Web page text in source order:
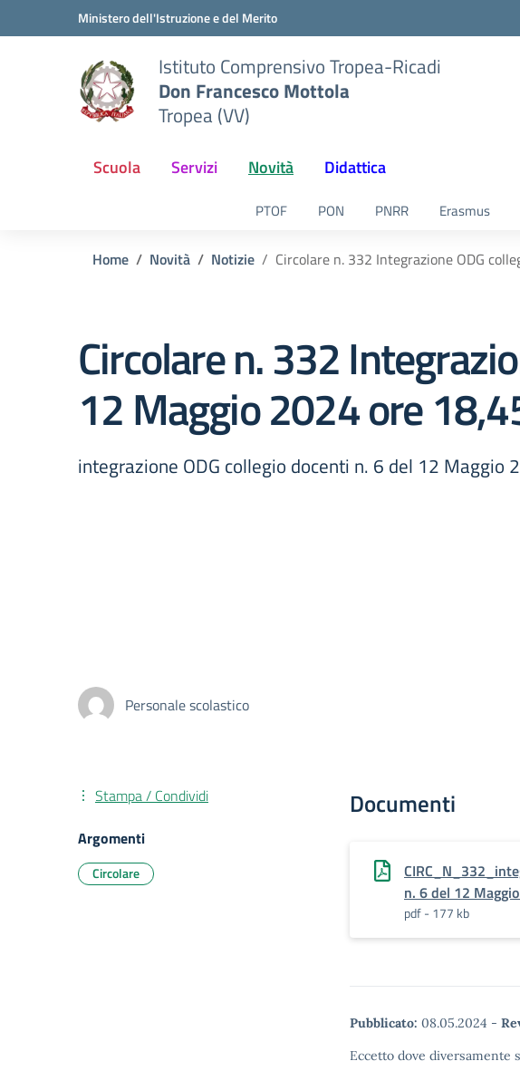
Vai ai contenuti
Vai al menu di navigazioneMinistero dell'Istruzione e del Merito
Istituto Comprensivo Tropea-Ricadi
Don Francesco Mottola
Tropea (VV)
Scuola Servizi Novità Didattica
PTOF PON PNRR Erasmus
Home Novità Notizie Circolare n. 332 Integrazione ODG
Circolare n. 332
12 Maggio 2024 ore
integrazione ODG collegio docenti n. 6 del 12 Maggio
Personale scolastico
Documenti
n. 6 del 12
pdf - 177 kb
Pubblicato: 08.05.2024 -
Eccetto dove diversamente
Stampa / Condividi
Argomenti
Circolare